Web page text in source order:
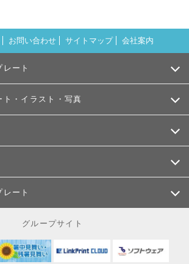
お問い合わせ サイトマップ 会社案内
ート
・イラスト・写真
レート
グループサイト